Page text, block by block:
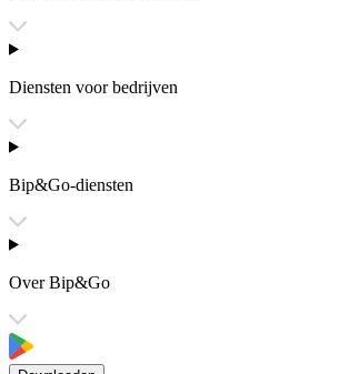
Diensten voor bedrijven
Bip&Go-diensten
Over Bip&Go